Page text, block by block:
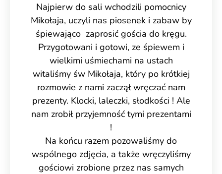
Najpierw do sali wchodzili pomocnicy
Mikołaja, uczyli nas piosenek i zabaw by
śpiewająco zaprosić gościa do kręgu.
Przygotowani i gotowi, ze śpiewem i
wielkimi uśmiechami na ustach
witaliśmy św Mikołaja, który po krótkiej
rozmowie z nami zaczął wręczać nam
prezenty. Klocki, laleczki, słodkości ! Ale
nam zrobił przyjemność tymi prezentami
!
Na końcu razem pozowaliśmy do
wspólnego zdjęcia, a także wręczyliśmy
gościowi zrobione przez nas samych